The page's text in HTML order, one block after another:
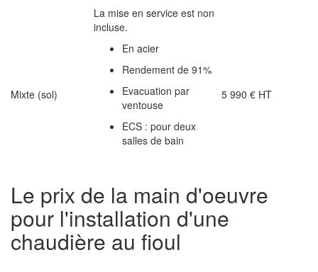
La mise en service est non
incluse.
Mixte (sol)
En acier
Rendement de 91%
Evacuation par
ventouse
ECS : pour deux
salles de bain
5 990 € HT
Le prix de la main d'oeuvre
pour l'installation d'une
chaudière au fioul